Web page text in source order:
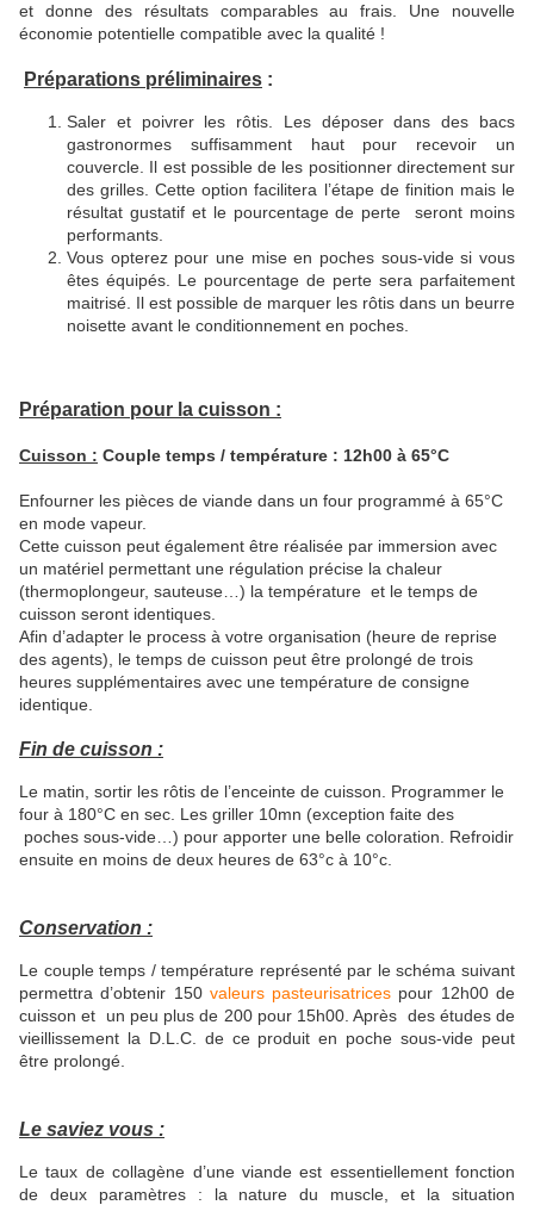
et donne des résultats comparables au frais. Une nouvelle
économie potentielle compatible avec la qualité !
Préparations préliminaires :
Saler et poivrer les rôtis. Les déposer dans des bacs
gastronormes suffisamment haut pour recevoir un
couvercle. Il est possible de les positionner directement sur
des grilles. Cette option facilitera l’étape de finition mais le
résultat gustatif et le pourcentage de perte seront moins
performants.
Vous opterez pour une mise en poches sous-vide si vous
êtes équipés. Le pourcentage de perte sera parfaitement
maitrisé. Il est possible de marquer les rôtis dans un beurre
noisette avant le conditionnement en poches.
Préparation pour la cuisson :
Cuisson : Couple temps / température : 12h00 à 65°C
Enfourner les pièces de viande dans un four programmé à 65°C
en mode vapeur.
Cette cuisson peut également être réalisée par immersion avec
un matériel permettant une régulation précise la chaleur
(thermoplongeur, sauteuse…) la température et le temps de
cuisson seront identiques.
Afin d’adapter le process à votre organisation (heure de reprise
des agents), le temps de cuisson peut être prolongé de trois
heures supplémentaires avec une température de consigne
identique.
Fin de cuisson :
Le matin, sortir les rôtis de l’enceinte de cuisson. Programmer le
four à 180°C en sec. Les griller 10mn (exception faite des
poches sous-vide…) pour apporter une belle coloration. Refroidir
ensuite en moins de deux heures de 63°c à 10°c.
Conservation :
Le couple temps / température représenté par le schéma suivant
permettra d’obtenir 150 valeurs pasteurisatrices pour 12h00 de
cuisson et un peu plus de 200 pour 15h00. Après des études de
vieillissement la D.L.C. de ce produit en poche sous-vide peut
être prolongé.
Le saviez vous :
Le taux de collagène d’une viande est essentiellement fonction
de deux paramètres : la nature du muscle, et la situation